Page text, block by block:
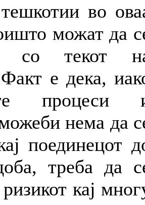
во
можат да
со текот
е дека,
процеси
нема да
поединецот
треба да
кај